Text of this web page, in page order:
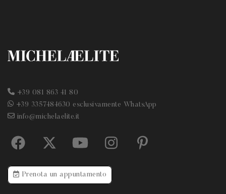
+39 081 863 41 80
+39 3357484630 esclusivamente WhatsApp
info@michelaelite.it
Prenota un appuntamento